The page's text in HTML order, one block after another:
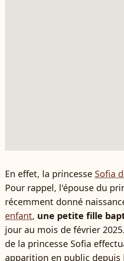
En effet, la princesse Sofia
Pour rappel, l'épouse du
récemment donné
enfant, une petite fille
jour au mois de février
de la princesse Sofia
apparition en public depuis